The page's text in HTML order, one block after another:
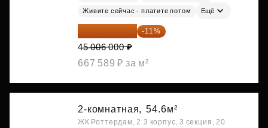
Живите сейчас - платите потом Ещё
40 055 340 ₽ -11%
45 006 000 ₽
667 589 ₽ за м²
2-комнатная, 54.6м²
ЖК Роттердам, 2.3 корпус, 3 секция, 20